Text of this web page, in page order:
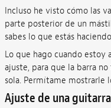
Incluso he visto cómo las
parte posterior de un
sabes lo que estás
Lo que hago cuando estoy
ajuste, para que la barra
sola. Permítame mostrarle
Ajuste de una